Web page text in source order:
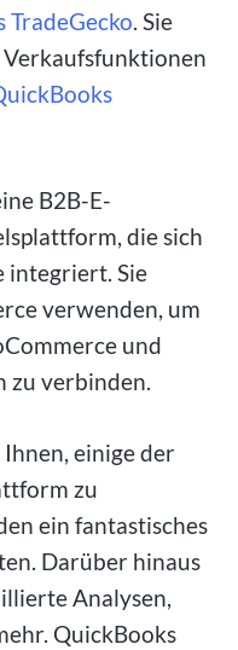
TradeGecko. Sie
B2B-E-
die sich
integriert. Sie
verwenden, um
und
zu verbinden.
einige der
zu
ein fantastisches
Darüber hinaus
Analysen,
QuickBooks